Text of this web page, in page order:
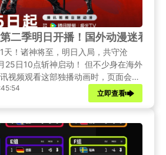
二季明日开播！国外动漫迷看腾
天！诸神将至，明日入局，共守沧
25日10点斩神启动！ ​​​但不少身在海外
视频观看这部独播动画时，页面会弹
无法正常播放正片。接下来，本文将
、稳定、高效的解决方案，帮助你无论
立即查看